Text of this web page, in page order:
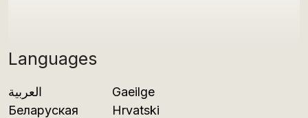
Languages
العربية
Беларуская
Gaeilge
Hrvatski